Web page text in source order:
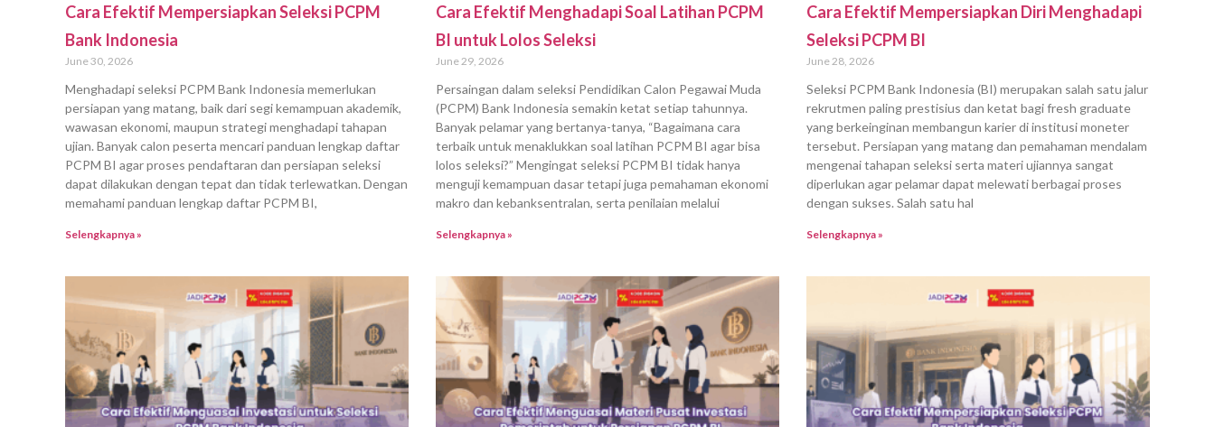
Cara Efektif Mempersiapkan Seleksi PCPM
Bank Indonesia
June 30, 2026
Menghadapi seleksi PCPM Bank Indonesia memerlukan
persiapan yang matang, baik dari segi kemampuan akademik,
wawasan ekonomi, maupun strategi menghadapi tahapan
ujian. Banyak calon peserta mencari panduan lengkap daftar
PCPM BI agar proses pendaftaran dan persiapan seleksi
dapat dilakukan dengan tepat dan tidak terlewatkan. Dengan
memahami panduan lengkap daftar PCPM BI,
Selengkapnya »
Cara Efektif Menghadapi Soal Latihan PCPM
BI untuk Lolos Seleksi
June 29, 2026
Persaingan dalam seleksi Pendidikan Calon Pegawai Muda
(PCPM) Bank Indonesia semakin ketat setiap tahunnya.
Banyak pelamar yang bertanya-tanya, “Bagaimana cara
terbaik untuk menaklukkan soal latihan PCPM BI agar bisa
lolos seleksi?” Mengingat seleksi PCPM BI tidak hanya
menguji kemampuan dasar tetapi juga pemahaman ekonomi
makro dan kebanksentralan, serta penilaian melalui
Selengkapnya »
Cara Efektif Mempersiapkan Diri Menghadapi
Seleksi PCPM BI
June 28, 2026
Seleksi PCPM Bank Indonesia (BI) merupakan salah satu jalur
rekrutmen paling prestisius dan ketat bagi fresh graduate
yang berkeinginan membangun karier di institusi moneter
tersebut. Persiapan yang matang dan pemahaman mendalam
mengenai tahapan seleksi serta materi ujiannya sangat
diperlukan agar pelamar dapat melewati berbagai proses
dengan sukses. Salah satu hal
Selengkapnya »